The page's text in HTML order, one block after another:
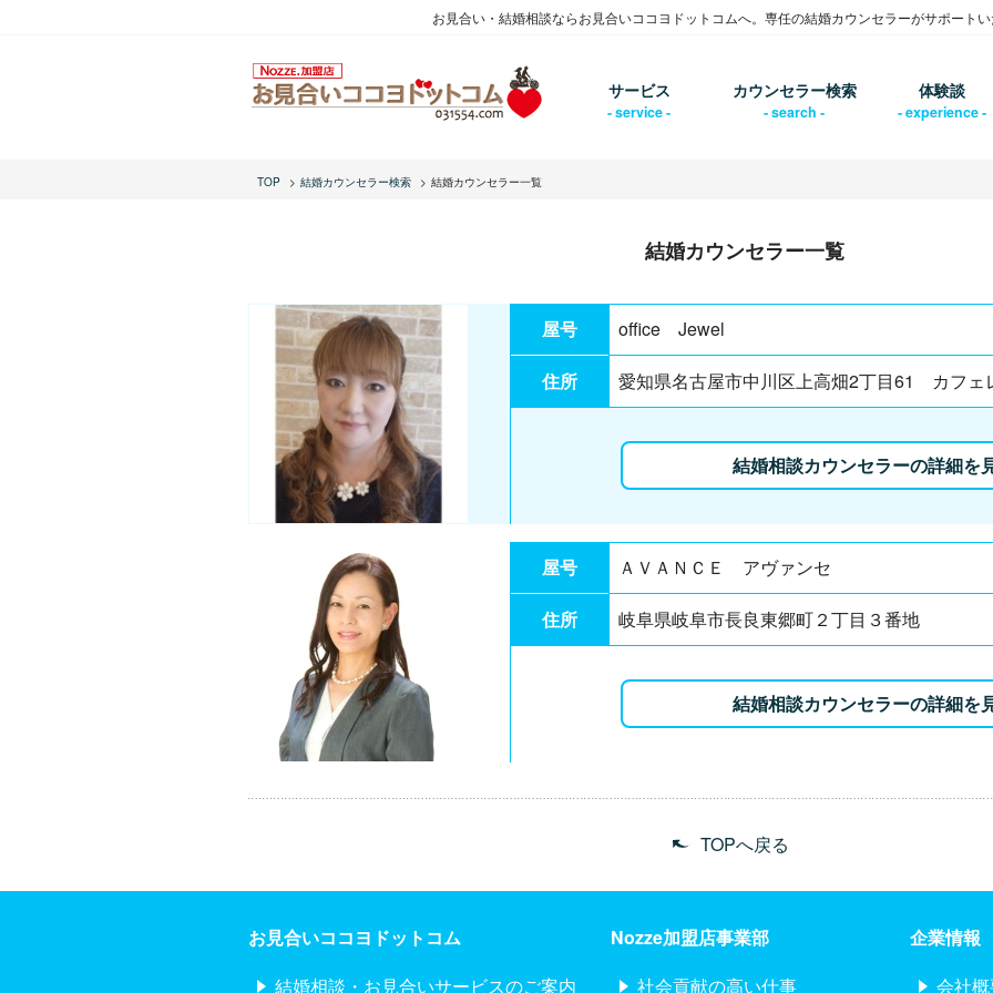
お見合い・結婚相談ならお見合いココヨドットコムへ。専任の結婚カウンセラーがサポート
サービス カウンセラー検索 体験談
TOP 結婚カウンセラー検索 結婚カウンセラー一覧
結婚カウンセラー一覧
屋号 office Jewel
住所 愛知県名古屋市中川区上高畑2丁目61 カフェ
結婚相談カウンセラーの詳細を
屋号 ＡＶＡＮＣＥ アヴァンセ
住所 岐阜県岐阜市長良東郷町２丁目３番地
結婚相談カウンセラーの詳細を
TOPへ戻る
お見合いココヨドットコム
結婚相談・お見合いサービスのご案内
Nozze加盟店事業部
社会貢献の高い仕事
企業情報
会社